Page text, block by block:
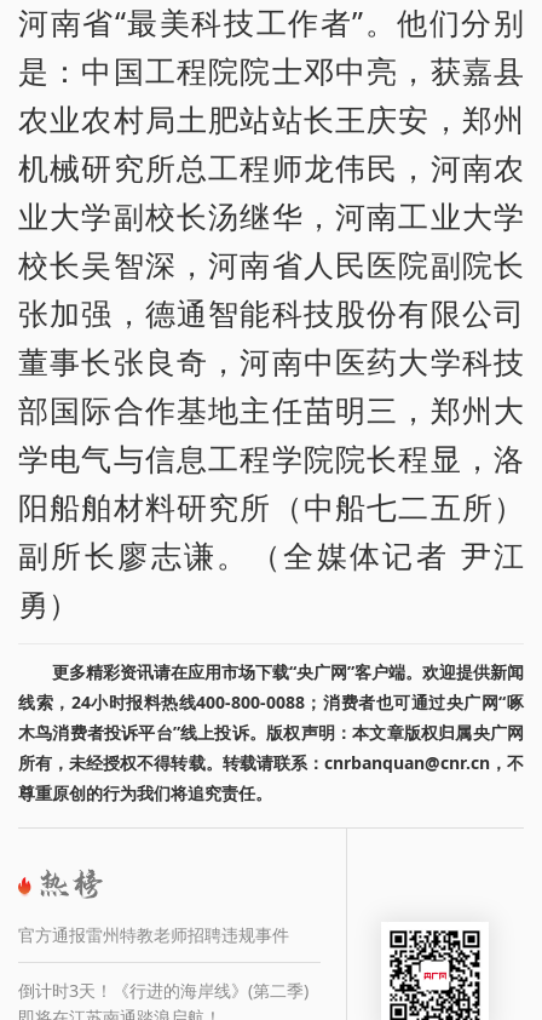
河南省“最美科技工作者”。他们分别
是：中国工程院院士邓中亮，获嘉县
农业农村局土肥站站长王庆安，郑州
机械研究所总工程师龙伟民，河南农
业大学副校长汤继华，河南工业大学
校长吴智深，河南省人民医院副院长
张加强，德通智能科技股份有限公司
董事长张良奇，河南中医药大学科技
部国际合作基地主任苗明三，郑州大
学电气与信息工程学院院长程显，洛
阳船舶材料研究所（中船七二五所）
副所长廖志谦。（全媒体记者 尹江
勇）
更多精彩资讯请在应用市场下载“央广网”客户端。欢迎提供新闻
线索，24小时报料热线400-800-0088；消费者也可通过央广网“啄
木鸟消费者投诉平台”线上投诉。版权声明：本文章版权归属央广网
所有，未经授权不得转载。转载请联系：cnrbanquan@cnr.cn，不
尊重原创的行为我们将追究责任。
官方通报雷州特教老师招聘违规事件
倒计时3天！《行进的海岸线》(第二季)